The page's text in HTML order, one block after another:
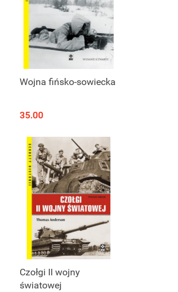
Wojna fińsko-sowiecka
35.00
Produkt niedostępny
Czołgi II wojny
światowej